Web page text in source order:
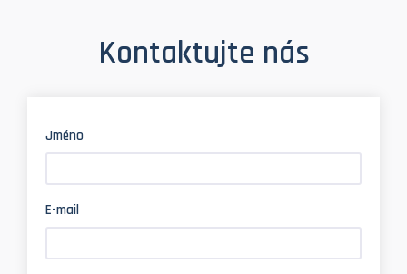
Kontaktujte nás
Jméno
E-mail